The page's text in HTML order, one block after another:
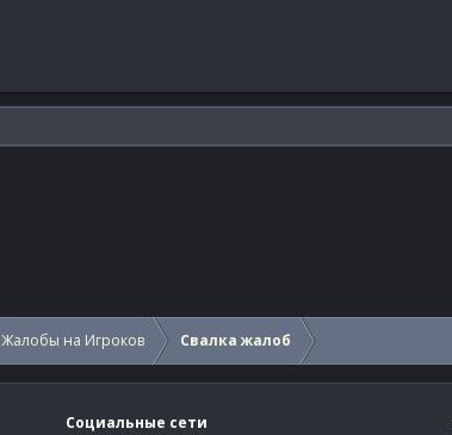
Жалобы на Игроков Свалка жалоб
Социальные сети